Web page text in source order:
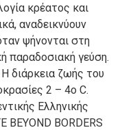
κρέατος και
αναδεικνύουν
ψήνονται στη
παραδοσιακή γεύση.
διάρκεια ζωής του
2 – 4o C.
Ελληνικής
BEYOND BORDERS